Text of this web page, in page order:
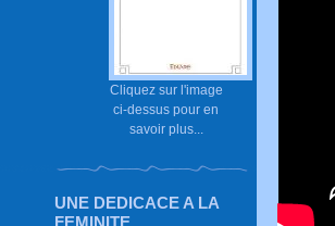
Cliquez sur l'image
ci-dessus pour en
savoir plus...
UNE DEDICACE A LA
FEMINITE